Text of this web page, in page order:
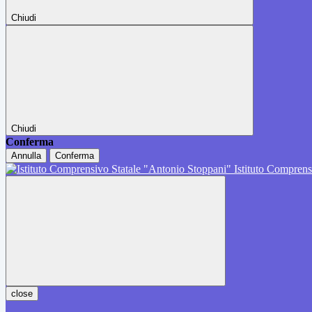
Chiudi
Chiudi
Conferma
Annulla Conferma
Istituto
close